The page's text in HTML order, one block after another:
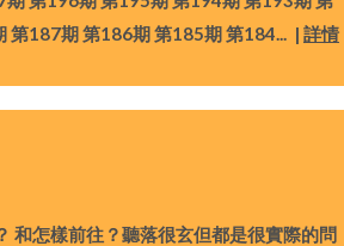
第187期 第186期 第185期 第184... | 詳情
怎樣前往？聽落很玄但都是很實際的問